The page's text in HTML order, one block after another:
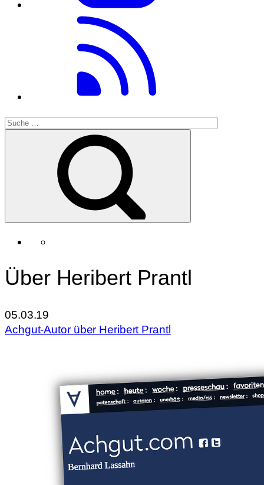
Über Heribert Prantl
05.03.19
Achgut-Autor über Heribert Prantl